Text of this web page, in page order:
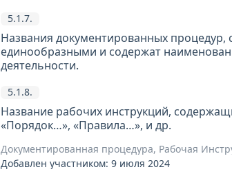
5.1.7.
Названия документированных
единообразными и содержат
деятельности.
5.1.8.
Название рабочих инструкций,
«Порядок…», «Правила…», и др.
Документированная процедура, Рабочая
Добавлен участником: 9 июля 2024